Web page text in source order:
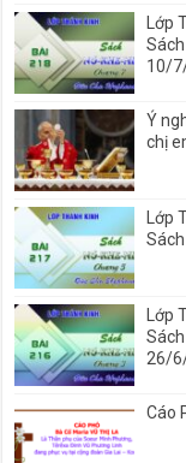
Lớp
10/
Ý
chị
Lớp
Lớp
Sách
26/
Cáo